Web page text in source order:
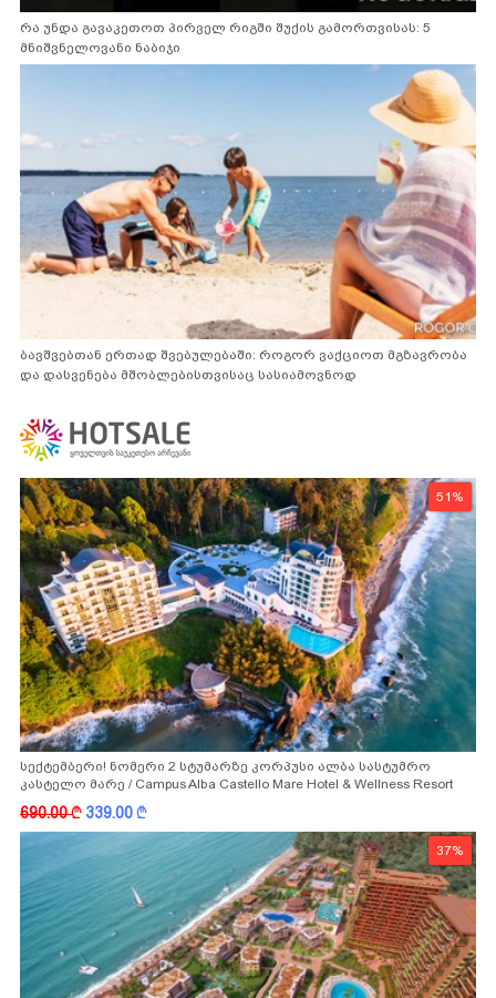
რა უნდა გავაკეთოთ პირველ რიგში შუქის გამორთვისას: 5
მნიშვნელოვანი ნაბიჯი
ბავშვებთან ერთად შვებულებაში: როგორ ვაქციოთ მგზავრობა
და დასვენება მშობლებისთვისაც სასიამოვნოდ
51%
სექტემბერი! ნომერი 2 სტუმარზე კორპუსი ალბა სასტუმრო
კასტელო მარე / Campus Alba Castello Mare Hotel & Wellness Resort
690.00k 339.00k
37%